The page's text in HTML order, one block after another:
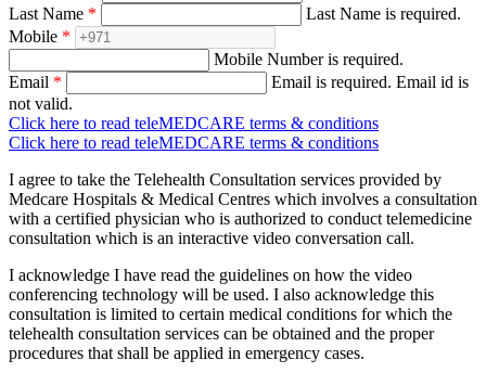
Last Name *
Last Name is required.
Mobile *
Mobile Number is required.
Email * Email is required. Email id is
not valid.
Click here to read teleMEDCARE terms & conditions
Click here to read teleMEDCARE terms & conditions
I agree to take the Telehealth Consultation services provided by
Medcare Hospitals & Medical Centres which involves a consultation
with a certified physician who is authorized to conduct telemedicine
consultation which is an interactive video conversation call.
I acknowledge I have read the guidelines on how the video
conferencing technology will be used. I also acknowledge this
consultation is limited to certain medical conditions for which the
telehealth consultation services can be obtained and the proper
procedures that shall be applied in emergency cases.